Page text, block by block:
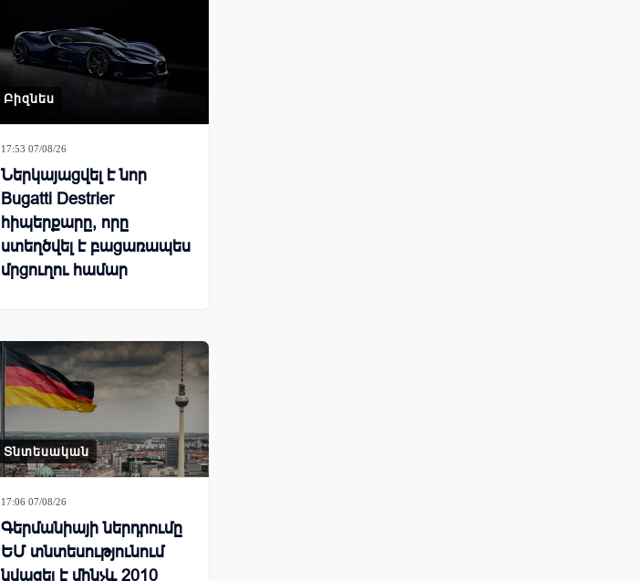
Բիզնես
17:53 07/08/26
Ներկայացվել է նոր
Bugatti Destrier
հիպերքարը, որը
ստեղծվել է բացառապես
մրցուղու համար
Տնտեսական
17:06 07/08/26
Գերմանիայի ներդրումը
ԵՄ տնտեսությունում
նվազել է մինչև 2010